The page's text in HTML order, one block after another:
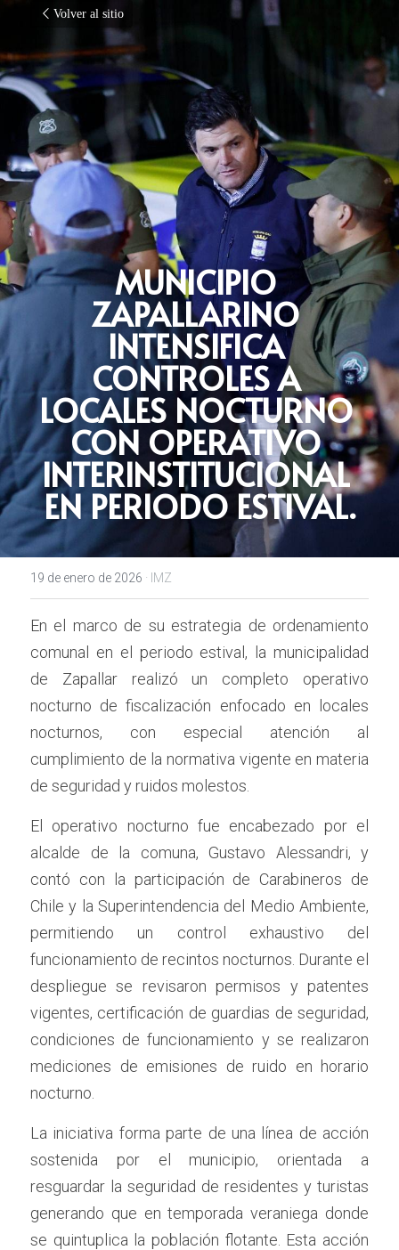
Volver al sitio
MUNICIPIO
ZAPALLARINO
INTENSIFICA
CONTROLES A
LOCALES NOCTURNO
CON OPERATIVO
INTERINSTITUCIONAL
EN PERIODO ESTIVAL.
19 de enero de 2026 · IMZ
En el marco de su estrategia de ordenamiento
comunal en el periodo estival, la municipalidad
de Zapallar realizó un completo operativo
nocturno de fiscalización enfocado en locales
nocturnos, con especial atención al
cumplimiento de la normativa vigente en materia
de seguridad y ruidos molestos.
El operativo nocturno fue encabezado por el
alcalde de la comuna, Gustavo Alessandri, y
contó con la participación de Carabineros de
Chile y la Superintendencia del Medio Ambiente,
permitiendo un control exhaustivo del
funcionamiento de recintos nocturnos. Durante el
despliegue se revisaron permisos y patentes
vigentes, certificación de guardias de seguridad,
condiciones de funcionamiento y se realizaron
mediciones de emisiones de ruido en horario
nocturno.
La iniciativa forma parte de una línea de acción
sostenida por el municipio, orientada a
resguardar la seguridad de residentes y turistas
generando que en temporada veraniega donde
se quintuplica la población flotante. Esta acción